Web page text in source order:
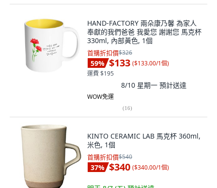
HAND-FACTORY 兩朵康乃馨 為家人
奉獻的我們爸爸 我愛您 謝謝您 馬克杯
330ml, 內部黃色, 1個
首購折扣價$326
59% $133 ($133.00/1個)
運費 $195
8/10 星期一 預計送達
WOW免運
(16)
KINTO CERAMIC LAB 馬克杯 360ml,
米色, 1個
首購折扣價$540
37% $340 ($340.00/1個)